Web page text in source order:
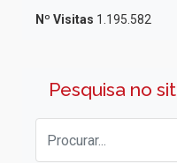
Nº Visitas 1.195.582
Pesquisa no